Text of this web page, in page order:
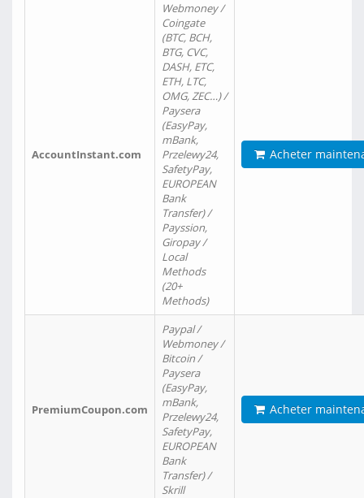
AccountInstant.com
Webmoney /
Coingate
(BTC, BCH,
BTG, CVC,
DASH, ETC,
ETH, LTC,
OMG, ZEC…) /
Paysera
(EasyPay,
mBank,
Przelewy24,
SafetyPay,
EUROPEAN
Bank
Transfer) /
Payssion,
Giropay /
Local
Methods
(20+
Methods)
Acheter
PremiumCoupon.com
Paypal /
Webmoney /
Bitcoin /
Paysera
(EasyPay,
mBank,
Przelewy24,
SafetyPay,
EUROPEAN
Bank
Transfer) /
Skrill
Acheter